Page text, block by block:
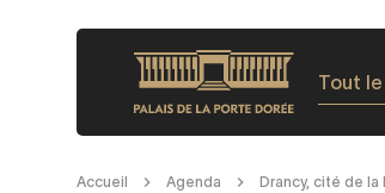
principal
Tout le
Accueil Agenda Drancy, cité de